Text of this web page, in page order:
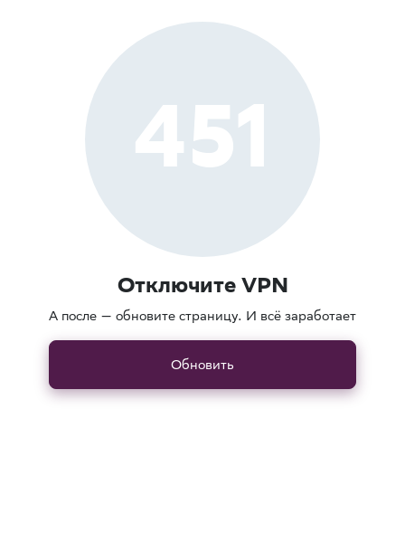
451
Отключите VPN
А после — обновите страницу. И всё заработает
Обновить